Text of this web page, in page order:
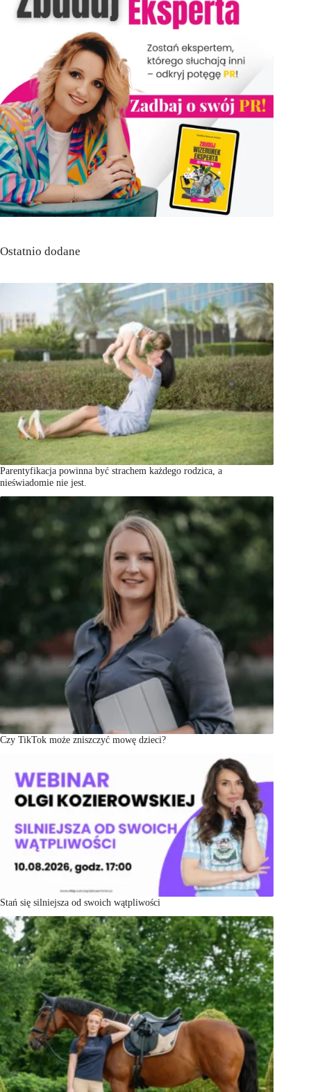
Ostatnio dodane
Parentyfikacja powinna być strachem każdego rodzica, a
nieświadomie nie jest.
Czy TikTok może zniszczyć mowę dzieci?
Stań się silniejsza od swoich wątpliwości